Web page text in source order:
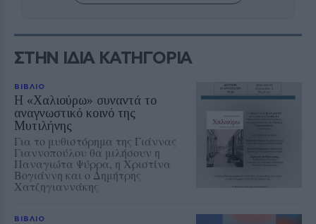
ΣΤΗΝ ΙΔΙΑ ΚΑΤΗΓΟΡΙΑ
ΒΙΒΛΙΟ
Η «Χαλιούρω» συναντά το
αναγνωστικό κοινό της
Μυτιλήνης
Για το μυθιστόρημα της Γιάννας
Γιαννοπούλου θα μιλήσουν η
Παναγιώτα Ψύρρα, η Χριστίνα
Βογιάννη και ο Δημήτρης
Χατζηγιαννάκης
ΒΙΒΛΙΟ